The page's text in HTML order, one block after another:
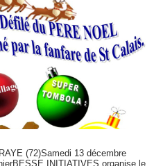
(72)Samedi 13 décembre
INITIATIVES organise le